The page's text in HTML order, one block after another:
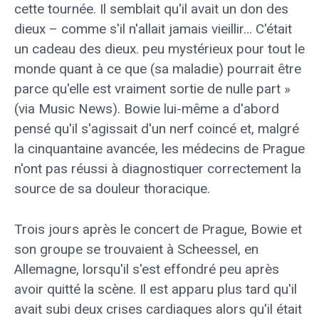
cette tournée. Il semblait qu'il avait un don des
dieux – comme s'il n'allait jamais vieillir… C'était
un cadeau des dieux. peu mystérieux pour tout le
monde quant à ce que (sa maladie) pourrait être
parce qu'elle est vraiment sortie de nulle part »
(via Music News). Bowie lui-même a d'abord
pensé qu'il s'agissait d'un nerf coincé et, malgré
la cinquantaine avancée, les médecins de Prague
n'ont pas réussi à diagnostiquer correctement la
source de sa douleur thoracique.
Trois jours après le concert de Prague, Bowie et
son groupe se trouvaient à Scheessel, en
Allemagne, lorsqu'il s'est effondré peu après
avoir quitté la scène. Il est apparu plus tard qu'il
avait subi deux crises cardiaques alors qu'il était